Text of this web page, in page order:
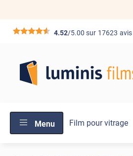
*****4.52/5.00 sur 17623
Menu Film pour vitrage